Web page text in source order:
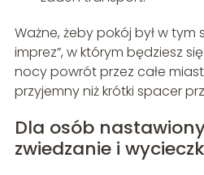
Ważne, żeby pokój był w tym
imprez”, w którym będziesz
nocy powrót przez całe
przyjemny niż krótki spacer
Dla osób
zwiedzanie i